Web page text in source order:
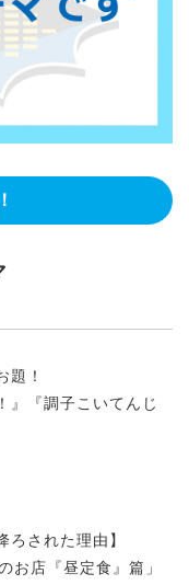
題！
』『調子こいてんじ
ろされた理由】
お店『昼定食』篇」